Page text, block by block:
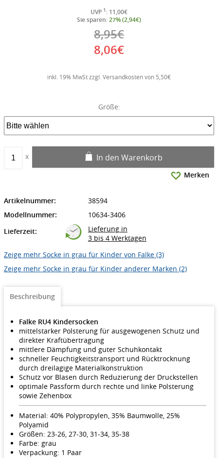
UVP 1 : 11,00€
Sie sparen:27% (2,94€)
8,95€
8,06€
inkl. 19% MwSt zzgl. Versandkosten von 5,50€
Größe:
In den Warenkorb
Merken
Artikelnummer:
38594
Modellnummer:
10634-3406
Lieferzeit:
Lieferung in
3 bis 4 Werktagen
Zeige mehr Socke in grau für Kinder von Falke (3)
Zeige mehr Socke in grau für Kinder anderer Marken (2)
Beschreibung
Falke RU4 Kindersocken
mittelstarker Polsterung für ausgewogenen Schutz und
direkter Kraftübertragung
mittlere Dämpfung und guter Schuhkontakt
schneller Feuchtigkeitstransport und Rücktrocknung
durch dreilagige Materialkonstruktion
Schutz vor Blasen durch Reduzierung der Druckstellen
optimale Passform durch rechte und linke Polsterung
sowie Zehenbox
Material: 40% Polypropylen, 35% Baumwolle, 25%
Polyamid
Größen: 23-26, 27-30, 31-34, 35-38
Farbe: grau
Verpackung: 1 Paar